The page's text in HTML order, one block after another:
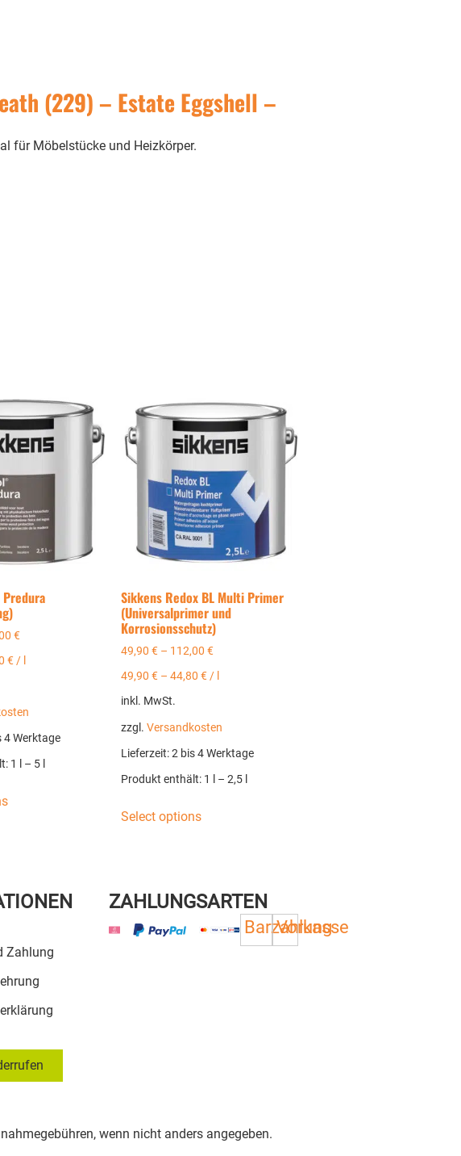
(229) – Estate Eggshell –
für Möbelstücke und Heizkörper.
€
€ /
4 Werktage
1
– 5
Sikkens Redox BL Multi Primer
(Universalprimer und
Korrosionsschutz)
49,90€ – 112,00€
49,90€ –44,80€ /
inkl. MwSt.
zzgl.Versandkosten
Lieferzeit:2 bis 4 Werktage
Produkt enthält: 1
– 2,5
Select options
Zahlung
ZAHLUNGSARTEN
Barzahlung
Vorkasse
wenn nicht anders angegeben.